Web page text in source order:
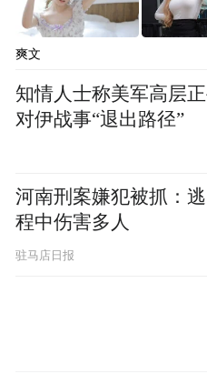
爽文
知情人士称美军高层
对伊战事“退出路径”
河南刑案嫌犯被抓：
程中伤害多人
驻马店日报